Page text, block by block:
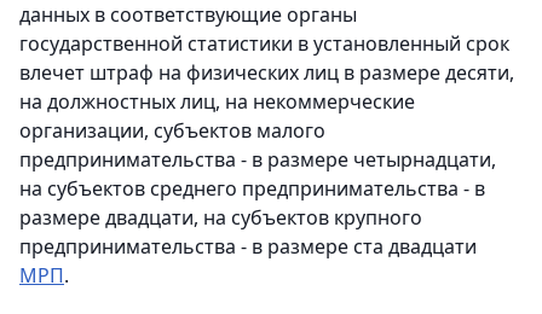
данных в соответствующие органы
государственной статистики в установленный срок
влечет штраф на физических лиц в размере десяти,
на должностных лиц, на некоммерческие
организации, субъектов малого
предпринимательства - в размере четырнадцати,
на субъектов среднего предпринимательства - в
размере двадцати, на субъектов крупного
предпринимательства - в размере ста двадцати
МРП.